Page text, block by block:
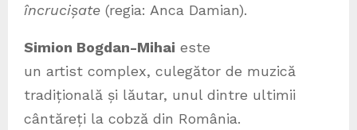
încrucișate (regia: Anca Damian).
Simion Bogdan-Mihai este
un artist complex, culegător de muzică
tradițională și lăutar, unul dintre ultimii
cântăreți la cobză din România.